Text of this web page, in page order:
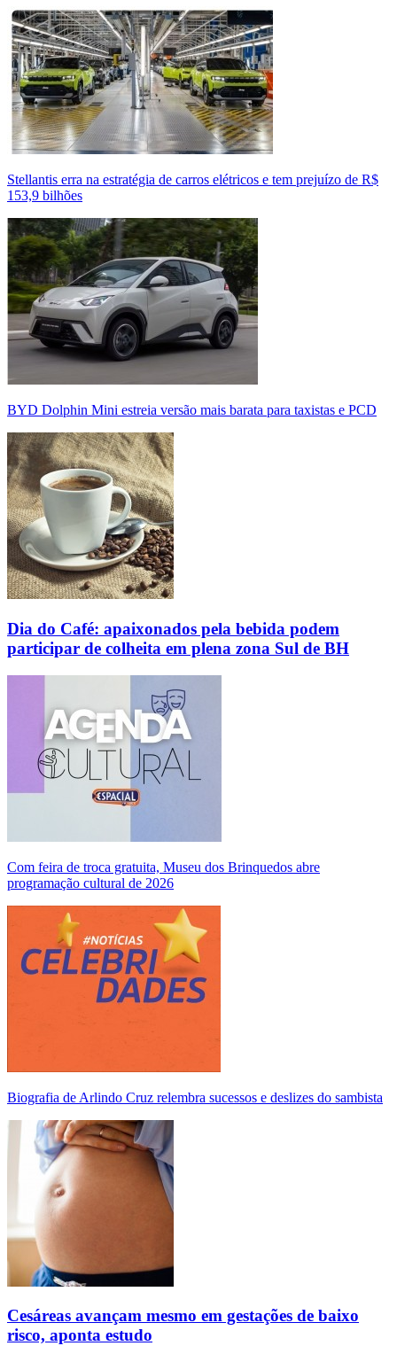
Stellantis erra na estratégia de carros elétricos e tem prejuízo de R$
153,9 bilhões
BYD Dolphin Mini estreia versão mais barata para taxistas e PCD
Dia do Café: apaixonados pela bebida podem
participar de colheita em plena zona Sul de BH
Com feira de troca gratuita, Museu dos Brinquedos abre
programação cultural de 2026
Biografia de Arlindo Cruz relembra sucessos e deslizes do sambista
Cesáreas avançam mesmo em gestações de baixo
risco, aponta estudo